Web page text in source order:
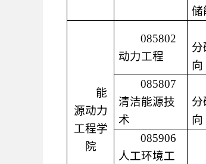
储
能
源动力
工程学
院
085802
动力工程
分
向
085807
清洁能源技
术
分
向
085906
人工环境工